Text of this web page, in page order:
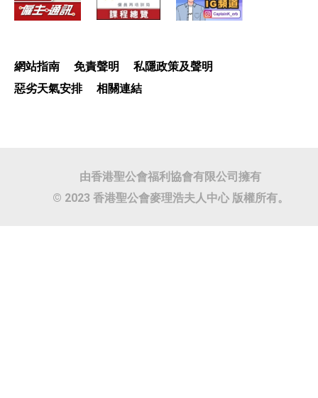
網站指南 免責聲明
私隱政策及聲明
惡劣天氣安排
相關連結
由香港聖公會福利協會有限公司擁有
© 2023 香港聖公會麥理浩夫人中心 版權所有。